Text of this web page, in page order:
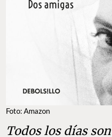
Foto: Amazon
Todos los días